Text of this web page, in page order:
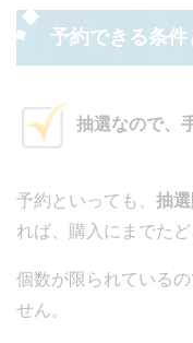
予約できる条件
抽選なので、
予約といっても、 抽
れば、購入にまでた
個数が限られている
せん。